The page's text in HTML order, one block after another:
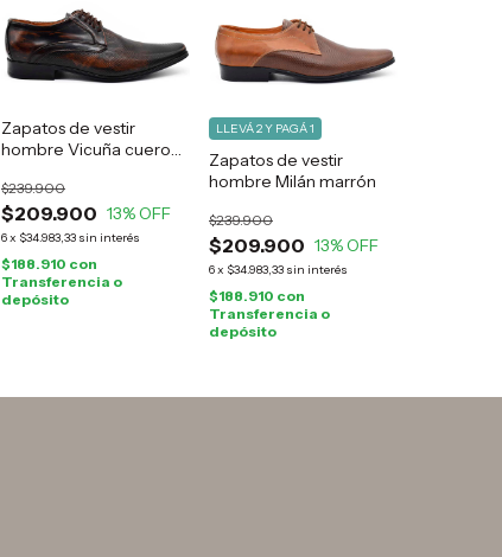
Zapatos de vestir
hombre Vicuña cuero
$209.900
$239.900
13% OFF
6x $34.983,33 sin interés
$188.910 con
Transferencia o
depósito
Zapatos de vestir
hombre Milán marrón
$209.900
$239.900
13% OFF
6x $34.983,33 sin interés
LLEVÁ 2 Y PAGÁ 1
$188.910 con
Transferencia o
depósito